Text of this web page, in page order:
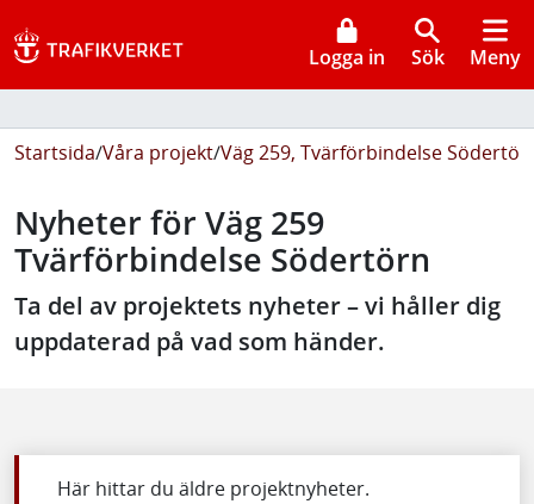
Logga in Sök Meny
Startsida/Våra projekt/Väg 259, Tvärförbindelse
Nyheter för Väg 259
Tvärförbindelse Södertörn
Ta del av projektets nyheter – vi håller dig
uppdaterad på vad som händer.
Här hittar du äldre projektnyheter.